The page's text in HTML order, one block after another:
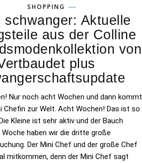
SHOPPING
schwanger: Aktuelle
aus der Colline
von
plus
Nur noch acht Wochen und dann kommt
Chefin zur Welt. Acht Wochen! Das ist so
Kleine ist sehr aktiv und der Bauch
haben wir die dritte große
Der Mini Chef und der große Chef
mitkommen, denn der Mini Chef sagt